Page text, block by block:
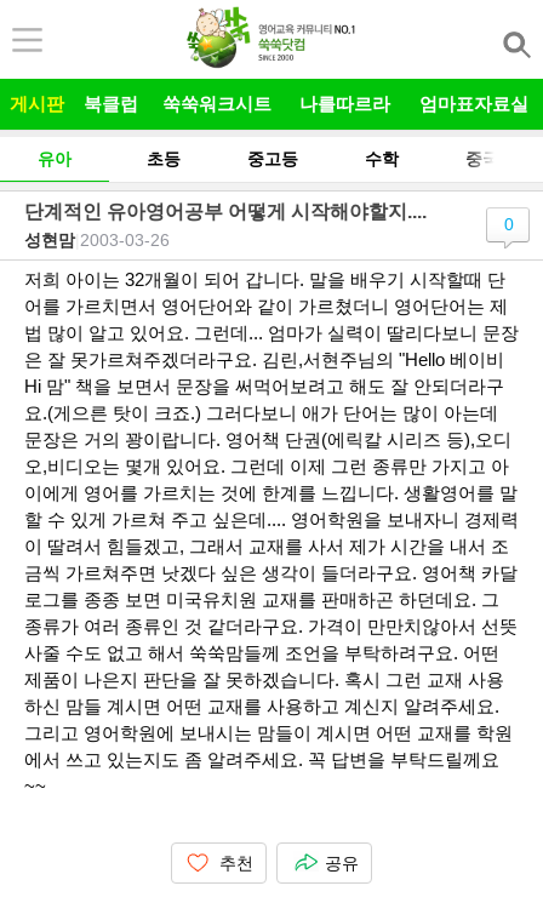
게시판 북클럽 쑥쑥워크시트 나를따르라 엄마표자료실
유아 초등 중고등 수학 중국어
단계적인 유아영어공부 어떻게 시작해야할지....
성현맘| 2003-03-26
0
저희 아이는 32개월이 되어 갑니다. 말을 배우기 시작할때 단
어를 가르치면서 영어단어와 같이 가르쳤더니 영어단어는 제
법 많이 알고 있어요. 그런데... 엄마가 실력이 딸리다보니 문장
은 잘 못가르쳐주겠더라구요. 김린,서현주님의 "Hello 베이비
Hi 맘" 책을 보면서 문장을 써먹어보려고 해도 잘 안되더라구
요.(게으른 탓이 크죠.) 그러다보니 애가 단어는 많이 아는데
문장은 거의 꽝이랍니다. 영어책 단권(에릭칼 시리즈 등),오디
오,비디오는 몇개 있어요. 그런데 이제 그런 종류만 가지고 아
이에게 영어를 가르치는 것에 한계를 느낍니다. 생활영어를 말
할 수 있게 가르쳐 주고 싶은데.... 영어학원을 보내자니 경제력
이 딸려서 힘들겠고, 그래서 교재를 사서 제가 시간을 내서 조
금씩 가르쳐주면 낫겠다 싶은 생각이 들더라구요. 영어책 카달
로그를 종종 보면 미국유치원 교재를 판매하곤 하던데요. 그
종류가 여러 종류인 것 같더라구요. 가격이 만만치않아서 선뜻
사줄 수도 없고 해서 쑥쑥맘들께 조언을 부탁하려구요. 어떤
제품이 나은지 판단을 잘 못하겠습니다. 혹시 그런 교재 사용
하신 맘들 계시면 어떤 교재를 사용하고 계신지 알려주세요.
그리고 영어학원에 보내시는 맘들이 계시면 어떤 교재를 학원
에서 쓰고 있는지도 좀 알려주세요. 꼭 답변을 부탁드릴께요
~~
추천 공유